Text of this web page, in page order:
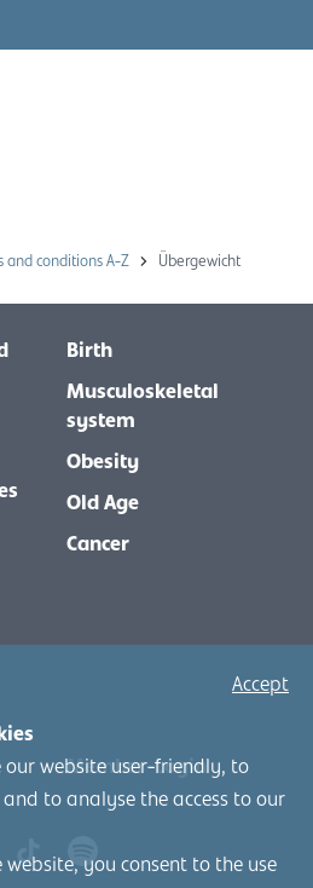
our website user-friendly, to
to analyse the access to our
you consent to the use
Accept
and conditions A-Z Übergewicht
Birth
Musculoskeletal
system
Obesity
Old Age
Cancer
Member-Login